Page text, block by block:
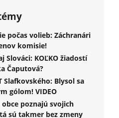
počas volieb: Záchranári
komisie!
Slováci: KOĽKO žiadostí
Čaputová?
Slafkovského: Blysol sa
gólom! VIDEO
obce poznajú svojich
sú takmer bez zmeny